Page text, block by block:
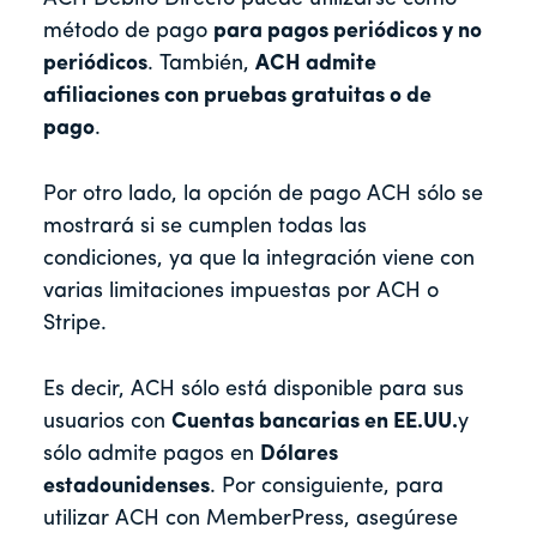
método de pago para pagos periódicos y no
periódicos. También, ACH admite
afiliaciones con pruebas gratuitas o de
pago.
Por otro lado, la opción de pago ACH sólo se
mostrará si se cumplen todas las
condiciones, ya que la integración viene con
varias limitaciones impuestas por ACH o
Stripe.
Es decir, ACH sólo está disponible para sus
usuarios con Cuentas bancarias en EE.UU.y
sólo admite pagos en Dólares
estadounidenses. Por consiguiente, para
utilizar ACH con MemberPress, asegúrese